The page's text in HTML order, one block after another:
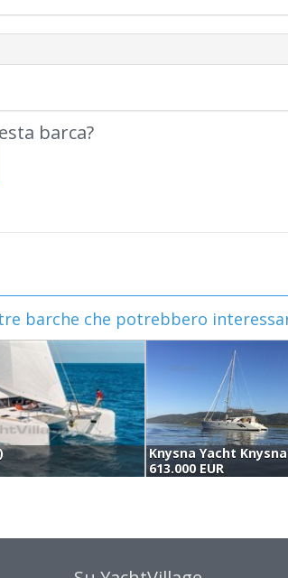
barca?
barche che potrebbero
613.000 EUR